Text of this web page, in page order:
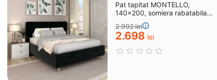
Pat tapitat MONTELLO,
140x200, somiera rabatabila,
catifea Neagra
2.992lei
2.698 lei